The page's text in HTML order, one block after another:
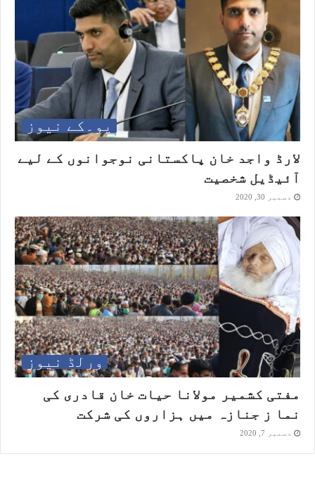
یو۔کے نیوز
لارڈ واجد خان پاکستانی نوجوانوں کے لیے
آئیڈیل شخصیت
دسمبر 30, 2020
ورلڈ نیوز
مفتی کشمیر مولانا حیات خان قادری کی
نما ز جنازہ میں ہزاروں کی شرکت
دسمبر 7, 2020